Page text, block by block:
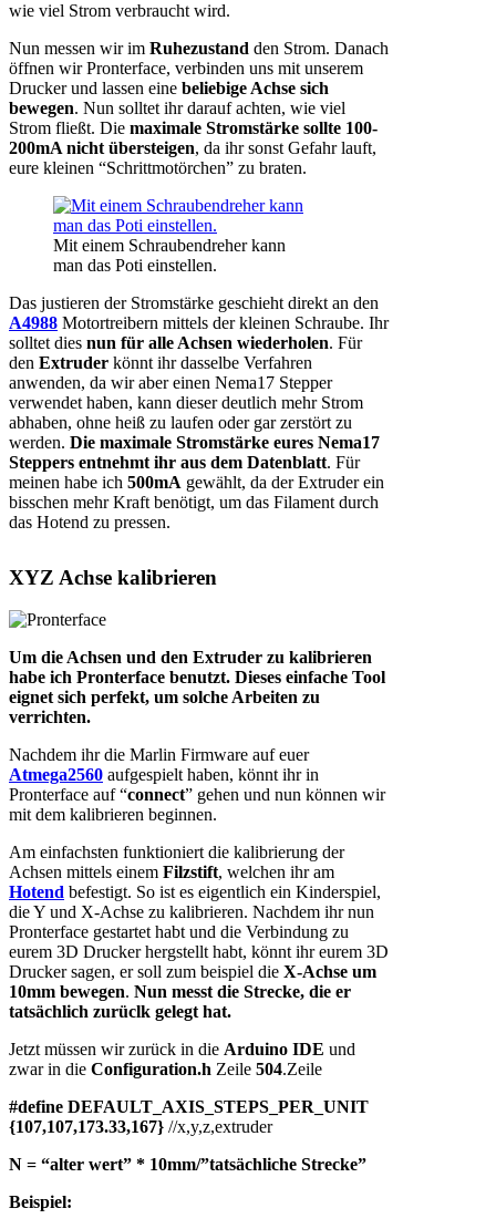
wie viel Strom verbraucht wird.
Nun messen wir im Ruhezustand den Strom. Danach
öffnen wir Pronterface, verbinden uns mit unserem
Drucker und lassen eine beliebige Achse sich
bewegen. Nun solltet ihr darauf achten, wie viel
Strom fließt. Die maximale Stromstärke sollte 100-
200mA nicht übersteigen, da ihr sonst Gefahr lauft,
eure kleinen “Schrittmotörchen” zu braten.
Mit einem Schraubendreher kann
man das Poti einstellen.
Das justieren der Stromstärke geschieht direkt an den
A4988 Motortreibern mittels der kleinen Schraube. Ihr
solltet dies nun für alle Achsen wiederholen. Für
den Extruder könnt ihr dasselbe Verfahren
anwenden, da wir aber einen Nema17 Stepper
verwendet haben, kann dieser deutlich mehr Strom
abhaben, ohne heiß zu laufen oder gar zerstört zu
werden. Die maximale Stromstärke eures Nema17
Steppers entnehmt ihr aus dem Datenblatt. Für
meinen habe ich 500mA gewählt, da der Extruder ein
bisschen mehr Kraft benötigt, um das Filament durch
das Hotend zu pressen.
XYZ Achse kalibrieren
Um die Achsen und den Extruder zu kalibrieren
habe ich Pronterface benutzt. Dieses einfache Tool
eignet sich perfekt, um solche Arbeiten zu
verrichten.
Nachdem ihr die Marlin Firmware auf euer
Atmega2560 aufgespielt haben, könnt ihr in
Pronterface auf “connect” gehen und nun können wir
mit dem kalibrieren beginnen.
Am einfachsten funktioniert die kalibrierung der
Achsen mittels einem Filzstift, welchen ihr am
Hotend befestigt. So ist es eigentlich ein Kinderspiel,
die Y und X-Achse zu kalibrieren. Nachdem ihr nun
Pronterface gestartet habt und die Verbindung zu
eurem 3D Drucker hergstellt habt, könnt ihr eurem 3D
Drucker sagen, er soll zum beispiel die X-Achse um
10mm bewegen. Nun messt die Strecke, die er
tatsächlich zurüclk gelegt hat.
Jetzt müssen wir zurück in die Arduino IDE und
zwar in die Configuration.h Zeile 504.Zeile
#define DEFAULT_AXIS_STEPS_PER_UNIT
{107,107,173.33,167} //x,y,z,extruder
N = “alter wert” * 10mm/”tatsächliche Strecke”
Beispiel: